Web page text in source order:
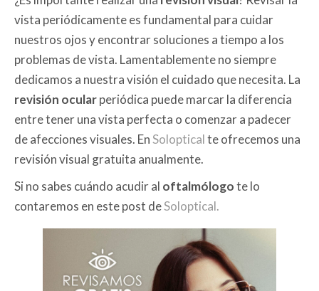
vista periódicamente es fundamental para cuidar
nuestros ojos y encontrar soluciones a tiempo a los
problemas de vista. Lamentablemente no siempre
dedicamos a nuestra visión el cuidado que necesita. La
revisión ocularperiódica puede marcar la diferencia
entre tener una vista perfecta o comenzar a padecer
de afecciones visuales. EnSolopticalte ofrecemos una
revisión visual gratuita anualmente.
Si no sabes cuándo acudir al oftalmólogote lo
contaremos en este post deSoloptical.